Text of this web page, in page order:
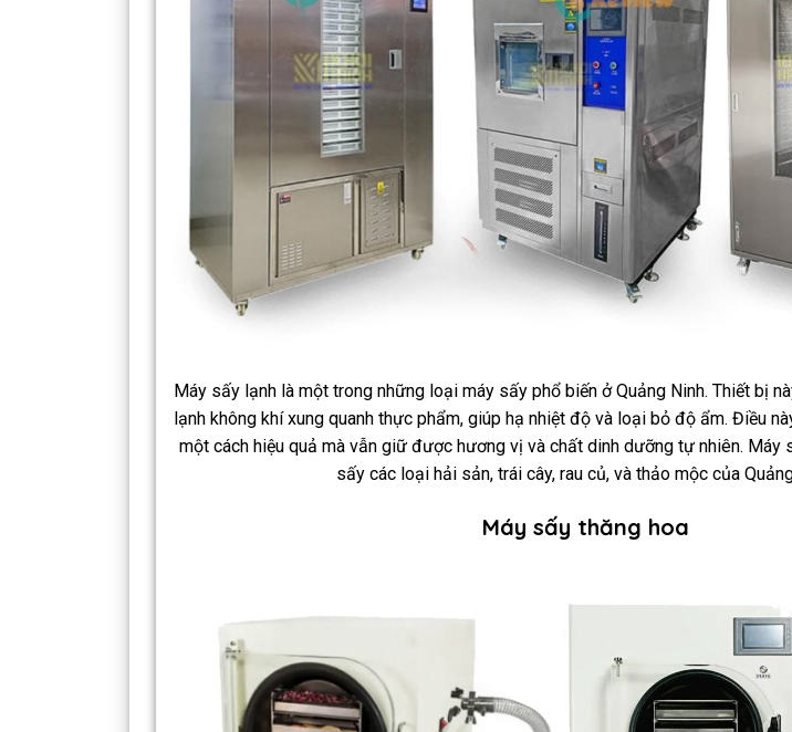
Máy sấy lạnh là một trong những loại máy sấy phổ biến ở Quảng Ninh. Thiết bị
lạnh không khí xung quanh thực phẩm, giúp hạ nhiệt độ và loại bỏ độ ẩm. Điều
một cách hiệu quả mà vẫn giữ được hương vị và chất dinh dưỡng tự nhiên. Máy
sấy các loại hải sản, trái cây, rau củ, và thảo mộc của
Máy sấy thăng hoa